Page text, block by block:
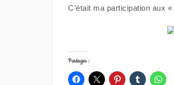
C’était ma participation aux «
Partager :